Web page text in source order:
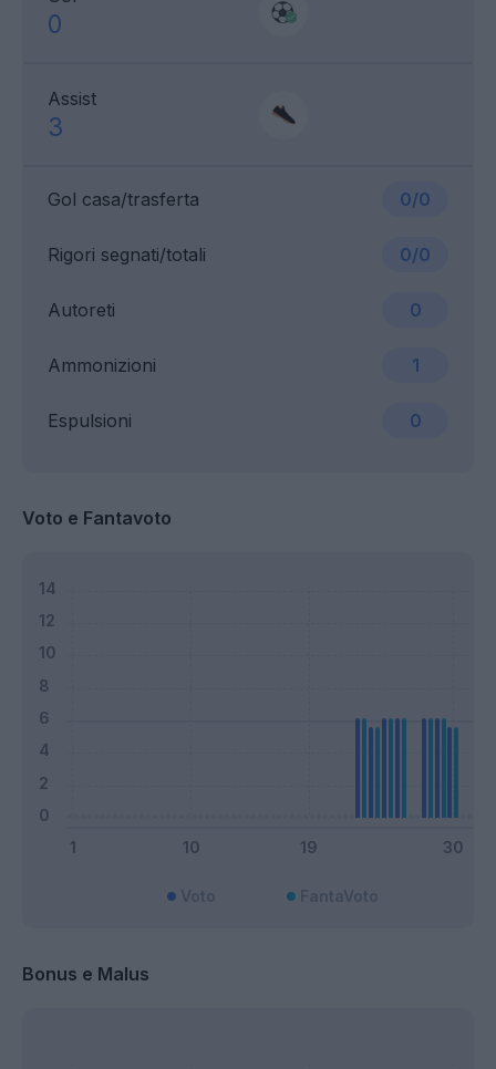
0
Assist
3
Gol casa/trasferta 0/0
Ammonizioni 1
Rigori segnati/totali 0/0
Espulsioni 0
Autoreti 0
Voto e Fantavoto
Bonus e Malus